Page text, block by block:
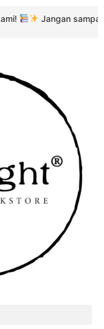
Jangan sampai terlewat